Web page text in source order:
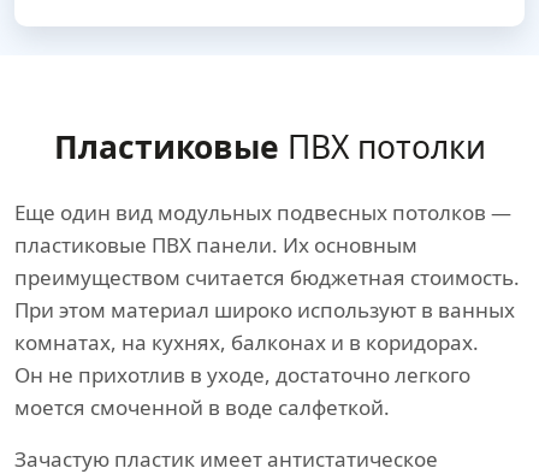
Пластиковые ПВХ потолки
Еще один вид модульных подвесных потолков —
пластиковые ПВХ панели. Их основным
преимуществом считается бюджетная стоимость.
При этом материал широко используют в ванных
комнатах, на кухнях, балконах и в коридорах.
Он не прихотлив в уходе, достаточно легкого
моется смоченной в воде салфеткой.
Зачастую пластик имеет антистатическое